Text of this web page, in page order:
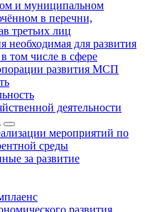
и муниципальном
в перечни,
третьих лиц
необходимая для развития
том числе в сфере
развития МСП
деятельности
мероприятий по
среды
за развитие
развития